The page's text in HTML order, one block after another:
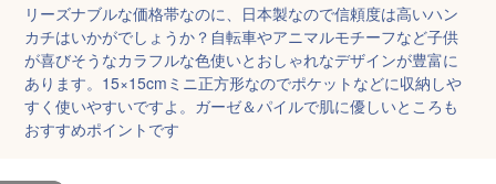
リーズナブルな価格帯なのに、日本製なので信頼度は高いハン
カチはいかがでしょうか？自転車やアニマルモチーフなど子供
が喜びそうなカラフルな色使いとおしゃれなデザインが豊富に
あります。15×15cmミニ正方形なのでポケットなどに収納しや
すく使いやすいですよ。ガーゼ＆パイルで肌に優しいところも
おすすめポイントです